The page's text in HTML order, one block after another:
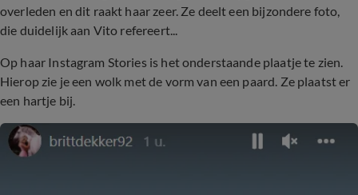
overleden en dit raakt haar zeer. Ze deelt een bijzondere foto,
die duidelijk aan Vito refereert...
Op haar Instagram Stories is het onderstaande plaatje te zien.
Hierop zie je een wolk met de vorm van een paard. Ze plaatst er
een hartje bij.